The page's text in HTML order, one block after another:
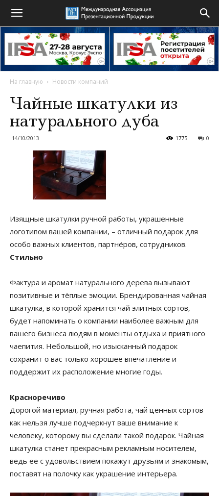
На главную Новости компаний
Чайные шкатулки из
натурального дуба
14/10/2013 0
1775
Изящные шкатулки ручной работы, украшенные
логотипом вашей компании, – отличный подарок для
особо важных клиентов, партнёров, сотрудников.
Стильно
Фактура и аромат натурального дерева вызывают
позитивные и тёплые эмоции. Брендированная чайная
шкатулка, в которой хранится чай элитных сортов,
будет напоминать о компании наиболее важным для
вашего бизнеса людям в моменты отдыха и приятного
чаепития. Небольшой, но изысканный подарок
сохранит о вас только хорошее впечатление и
поддержит их расположение многие годы.
Красноречиво
Дорогой материал, ручная работа, чай ценных сортов
как нельзя лучше подчеркнут ваше внимание к
человеку, которому вы сделали такой подарок. Чайная
шкатулка станет прекрасным рекламным носителем,
ведь её с удовольствием покажут друзьям и знакомым,
поставят на полочку как украшение интерьера.